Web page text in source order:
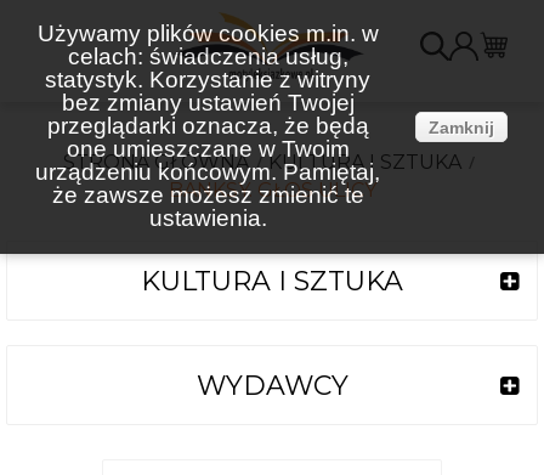
Używamy plików cookies m.in. w
celach: świadczenia usług,
statystyk. Korzystanie z witryny
bez zmiany ustawień Twojej
przeglądarki oznacza, że będą
one umieszczane w Twoim
urządzeniu końcowym. Pamiętaj,
że zawsze możesz zmienić te
ustawienia.
Zamknij
STRONA GŁÓWNA
KULTURA I SZTUKA
BANKSY. GŁOS ULICY
KULTURA I SZTUKA
WYDAWCY